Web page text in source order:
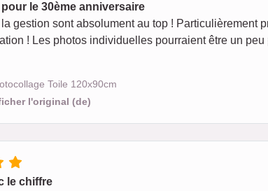
le 30ème anniversaire
la gestion sont absolument au top !
! Les photos individuelles pourraient être un
Toile 120x90cm
l'original (de)
le chiffre